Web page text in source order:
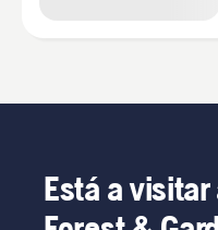
Está a